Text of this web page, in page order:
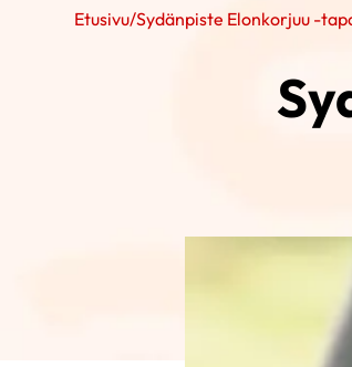
Etusivu/Sydänpiste Elonkorjuu -